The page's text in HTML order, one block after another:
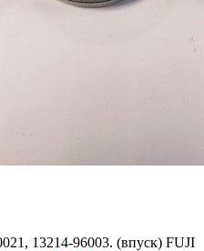
13214-96003. (впуск) FUJI